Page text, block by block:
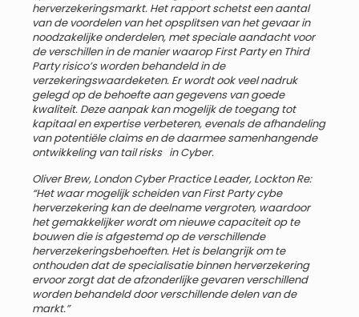
herverzekeringsmarkt. Het rapport schetst een aantal
van de voordelen van het opsplitsen van het gevaar in
noodzakelijke onderdelen, met speciale aandacht voor
de verschillen in de manier waarop First Party en Third
Party risico’s worden behandeld in de
verzekeringswaardeketen. Er wordt ook veel nadruk
gelegd op de behoefte aan gegevens van goede
kwaliteit. Deze aanpak kan mogelijk de toegang tot
kapitaal en expertise verbeteren, evenals de afhandeling
van potentiële claims en de daarmee samenhangende
ontwikkeling van tail risks in Cyber.
Oliver Brew, London Cyber Practice Leader, Lockton Re:
“Het waar mogelijk scheiden van First Party cybe
herverzekering kan de deelname vergroten, waardoor
het gemakkelijker wordt om nieuwe capaciteit op te
bouwen die is afgestemd op de verschillende
herverzekeringsbehoeften. Het is belangrijk om te
onthouden dat de specialisatie binnen herverzekering
ervoor zorgt dat de afzonderlijke gevaren verschillend
worden behandeld door verschillende delen van de
markt.”